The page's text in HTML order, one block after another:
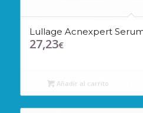
Lullage Acnexpert
27,23€
Añadir al carrito